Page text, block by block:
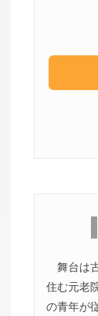
舞台は
住む元老
の青年が